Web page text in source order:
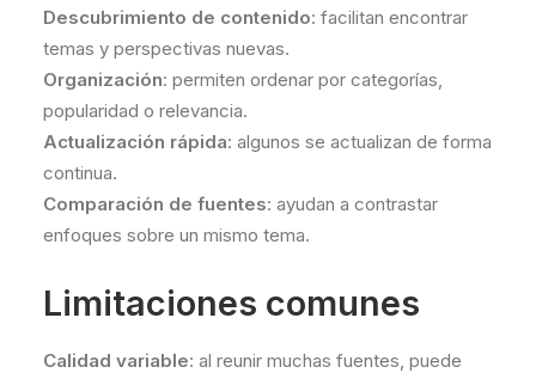
Descubrimiento de contenido: facilitan encontrar
temas y perspectivas nuevas.
Organización: permiten ordenar por categorías,
popularidad o relevancia.
Actualización rápida: algunos se actualizan de forma
continua.
Comparación de fuentes: ayudan a contrastar
enfoques sobre un mismo tema.
Limitaciones comunes
Calidad variable: al reunir muchas fuentes, puede